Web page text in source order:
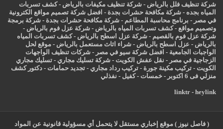
شركة تنظيف فلل بالرياض -شركة تنظيف مكيفات بالرياض -كشف تسربات
المياه بجده -شركة مكافحة حشرات بجدة - افضل شركة تصميم مواقع الكترونية
في مصر - برنامج محاسبة المطاعم -شركة مكافحة حشرات بجدة -شركة برمجة
وتصميم مواقع -كشف تسربات المياه بالرياض -شركة عزل فوم بالرياض -
شركة عزل فوم بالقصيم -شركة عزل اسطح بالرياض -كشف تسربات المياه
بالرياض - عزل اسطح بالرياض -شراء اثاث مستعمل بالرياض - موقع لحل
الواجبات الجامعية - افضل شركة سيو في مصر -شركات تنظيف الواجهات
الزجاجية في مصر - نقل عفش الكويت -شركة تسليك مجاري -تسليك مجاري
الكويت -تركيب مكينة جورة -تركيب رداد مجاري -تجديد حمامات -دكتور كشف
منزلي فى 6 اكتوبر
-خمسات -كفيل - نفذلي
linktr- heylink
( فاصل نيوز ) موقع إخباري مستقل لا يتحمل أي مسؤولية قانونية عن المواد